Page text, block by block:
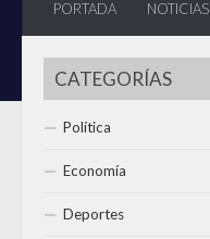
PORTADA NOTICIAS
CATEGORÍAS
Política
Economía
Deportes